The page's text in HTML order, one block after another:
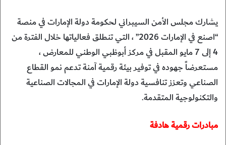
يشارك مجلس الأمن السيبراني لحكومة دولة الإمارات في منصة
“اصنع في الإمارات 2026” ، التي تنطلق فعالياتها خلال الفترة من
4 إلى 7 مايو المقبل في مركز أبوظبي الوطني للمعارض ،
مستعرضاً جهوده في توفير بيئة رقمية آمنة تدعم نمو القطاع
الصناعي وتعزز تنافسية دولة الإمارات في المجالات الصناعية
والتكنولوجية المتقدمة.
مبادرات رقمية هادفة